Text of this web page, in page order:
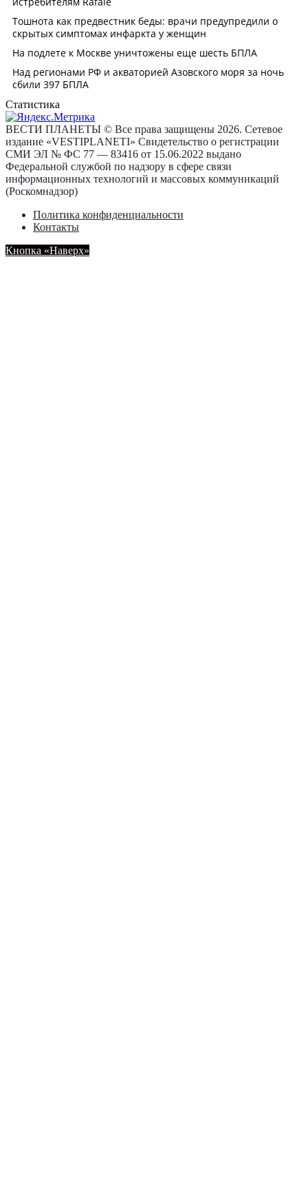
Статистика
ВЕСТИ ПЛАНЕТЫ © Все права защищены 2026. Сетевое
издание «VESTIPLANETI» Свидетельство о регистрации
СМИ ЭЛ № ФС 77 — 83416 от 15.06.2022 выдано
Федеральной службой по надзору в сфере связи
информационных технологий и массовых коммуникаций
(Роскомнадзор)
Политика конфиденциальности
Контакты
Кнопка «Наверх»